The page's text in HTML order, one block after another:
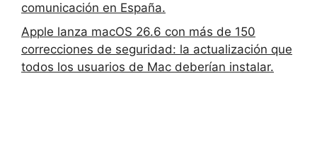
comunicación en España.
Apple lanza macOS 26.6 con más de 150
correcciones de seguridad: la actualización que
todos los usuarios de Mac deberían instalar.